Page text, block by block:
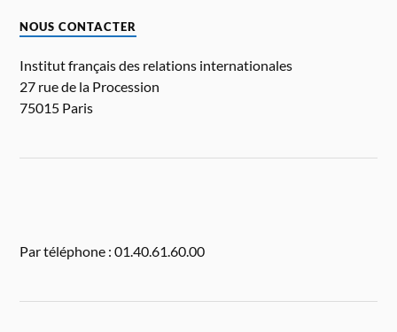
NOUS CONTACTER
Institut français des relations internationales
27 rue de la Procession
75015 Paris
Par téléphone : 01.40.61.60.00